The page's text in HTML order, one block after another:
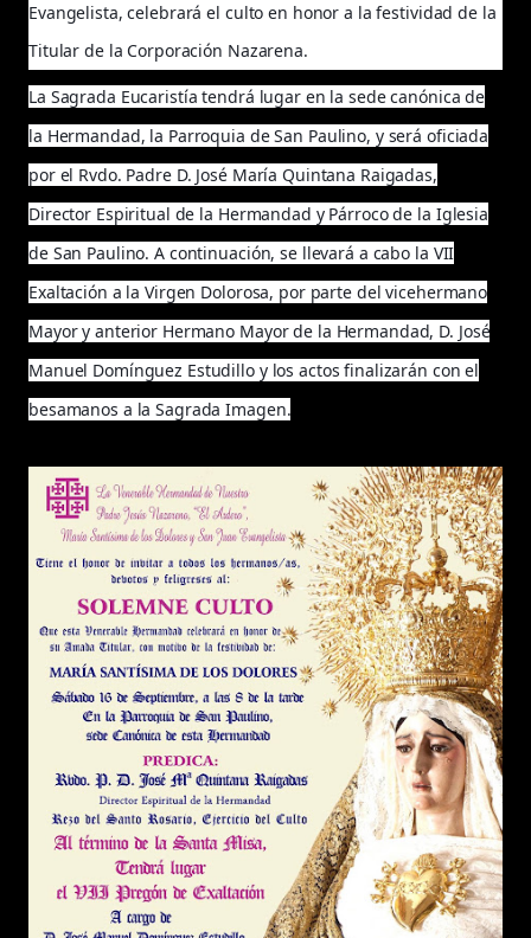
Evangelista, celebrará el culto en honor a la festividad de la
Titular de la Corporación Nazarena.
La Sagrada Eucaristía tendrá lugar en la sede canónica de
la Hermandad, la Parroquia de San Paulino, y será oficiada
por el Rvdo. Padre D. José María Quintana Raigadas,
Director Espiritual de la Hermandad y Párroco de la Iglesia
de San Paulino. A continuación, se llevará a cabo la VII
Exaltación a la Virgen Dolorosa, por parte del vicehermano
Mayor y anterior Hermano Mayor de la Hermandad, D. José
Manuel Domínguez Estudillo y los actos finalizarán con el
besamanos a la Sagrada Imagen.